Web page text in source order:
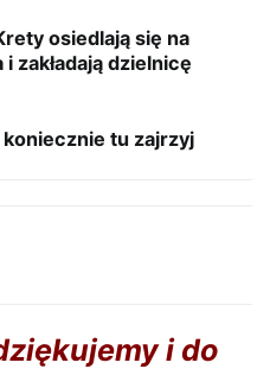
osiedlają się na
zakładają dzielnicę
tu zajrzyj
i do